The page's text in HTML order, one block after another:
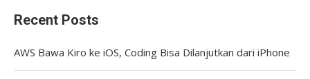
Recent Posts
AWS Bawa Kiro ke iOS, Coding Bisa Dilanjutkan dari iPhone